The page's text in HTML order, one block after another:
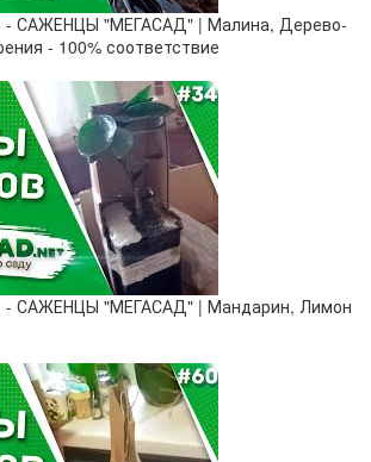
САЖЕНЦЫ "МЕГАСАД" | Малина, Дерево-
- 100% соответствие
САЖЕНЦЫ "МЕГАСАД" | Мандарин, Лимон